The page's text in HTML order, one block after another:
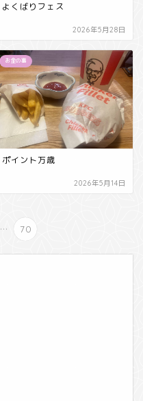
よくばりフェス
2026年5月28日
お金の事
ポイント万歳
2026年5月14日
... 70